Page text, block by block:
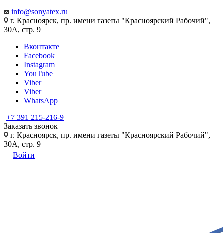
info@sonyatex.ru
г. Красноярск, пр. имени газеты "Красноярский Рабочий",
30А, стр. 9
Вконтакте
Facebook
Instagram
YouTube
Viber
Viber
WhatsApp
+7 391 215-216-9
Заказать звонок
г. Красноярск, пр. имени газеты "Красноярский Рабочий",
30А, стр. 9
Войти